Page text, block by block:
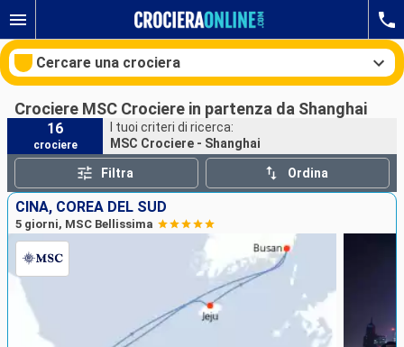
Cercare una crociera
Le nostre destinazioni
Mesi di partenza
Porti Compagnie
Ricerca
Crociere MSC Crociere in partenza da Shanghai
16
crociere
I tuoi criteri di ricerca:
MSC Crociere - Shanghai
Filtra Ordina
CINA, COREA DEL SUD
5 giorni, MSC Bellissima